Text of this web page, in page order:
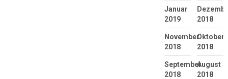
Januar
2019
2018
November
2018
Oktober
2018
September
2018
August
2018